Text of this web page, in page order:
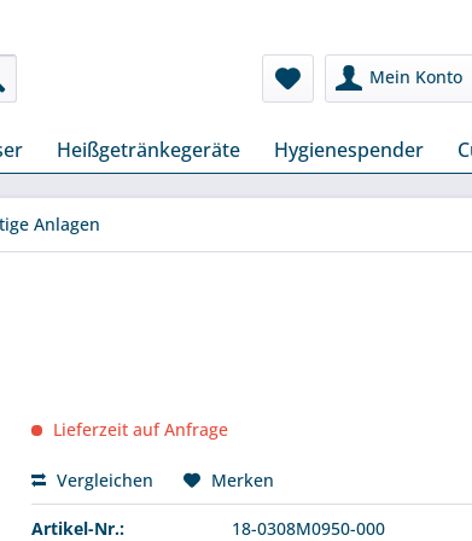
Mein Konto
Heißgetränkegeräte Hygienespender
Anlagen
Lieferzeit auf Anfrage
Vergleichen Merken
Artikel-Nr.: 18-0308M0950-000